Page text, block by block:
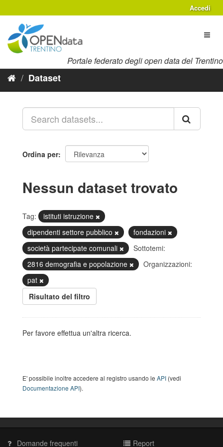
al
contenuto
Accedi
Portale federato degli open data del Trentino
Dataset
Ordina per
Nessun dataset trovato
Tag:
istituti istruzione
dipendenti settore pubblico
fondazioni
società partecipate comunali
Sottotemi:
2816 demografia e popolazione
Organizzazioni:
pat
Risultato del filtro
Per favore effettua un'altra ricerca.
E' possibile inoltre accedere al registro usando le API (vedi
Documentazione API).
Domande frequenti Report